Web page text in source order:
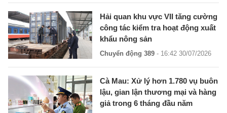
Hải quan khu vực VII tăng cường
công tác kiểm tra hoạt động xuất
khẩu nông sản
Chuyển động 389 - 16:42 30/07/2026
Cà Mau: Xử lý hơn 1.780 vụ buôn
lậu, gian lận thương mại và hàng
giả trong 6 tháng đầu năm